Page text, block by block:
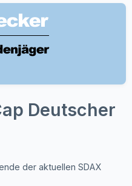
Deutscher
der aktuellen SDAX